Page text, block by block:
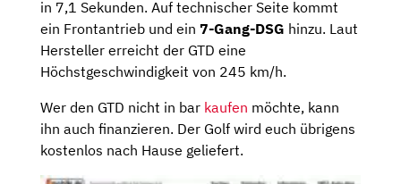
in 7,1 Sekunden. Auf technischer Seite kommt
ein Frontantrieb und ein 7-Gang-DSG hinzu. Laut
Hersteller erreicht der GTD eine
Höchstgeschwindigkeit von 245 km/h.
Wer den GTD nicht in bar kaufen möchte, kann
ihn auch finanzieren. Der Golf wird euch übrigens
kostenlos nach Hause geliefert.